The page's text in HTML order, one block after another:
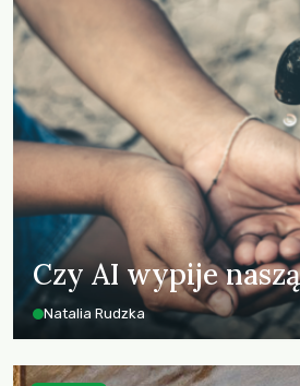
Czy AI wypije
Natalia Rudzka